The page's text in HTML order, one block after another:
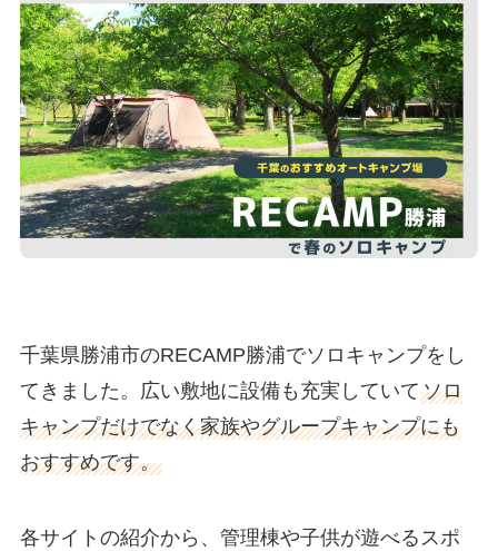
千葉県勝浦市のRECAMP勝浦でソロキャンプをし
てきました。広い敷地に設備も充実していてソロ
キャンプだけでなく家族やグループキャンプにも
おすすめです。
各サイトの紹介から、管理棟や子供が遊べるスポ